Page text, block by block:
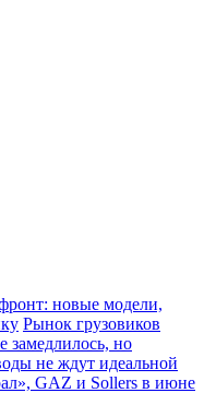
новые модели,
Рынок грузовиков
замедлилось, но
не ждут идеальной
GAZ и Sollers в июне